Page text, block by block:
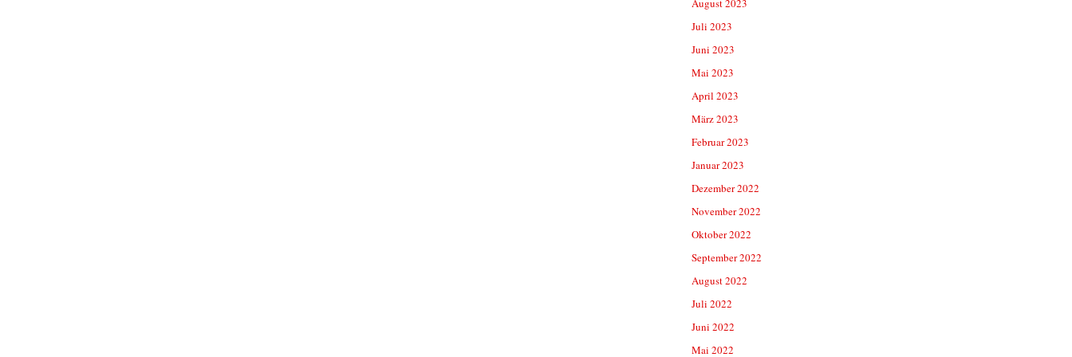
August 2023
Juli 2023
Juni 2023
Mai 2023
April 2023
März 2023
Februar 2023
Januar 2023
Dezember 2022
November 2022
Oktober 2022
September 2022
August 2022
Juli 2022
Juni 2022
Mai 2022